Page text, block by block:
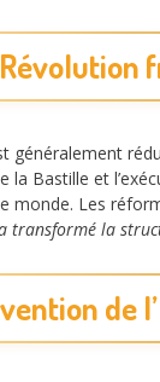
Révolution
généralement
Bastille et
monde. Les
transformé la
de